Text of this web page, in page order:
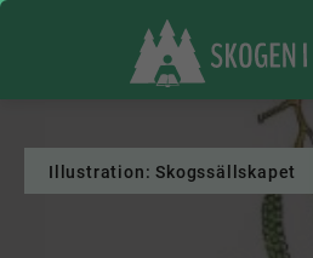
Illustration: Skogssällskapet